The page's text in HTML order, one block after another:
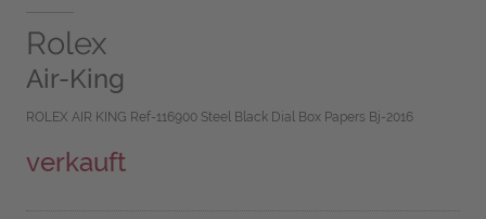
Rolex
Air-King
ROLEX AIR KING Ref-116900 Steel Black Dial Box Papers Bj-2016
verkauft